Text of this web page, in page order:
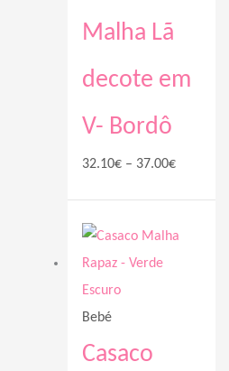
Malha Lã
decote em
V- Bordô
32.10€ – 37.00€
Bebé
Casaco
range: